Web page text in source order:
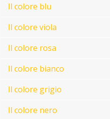
Il colore blu
Il colore viola
Il colore rosa
Il colore bianco
Il colore grigio
Il colore nero